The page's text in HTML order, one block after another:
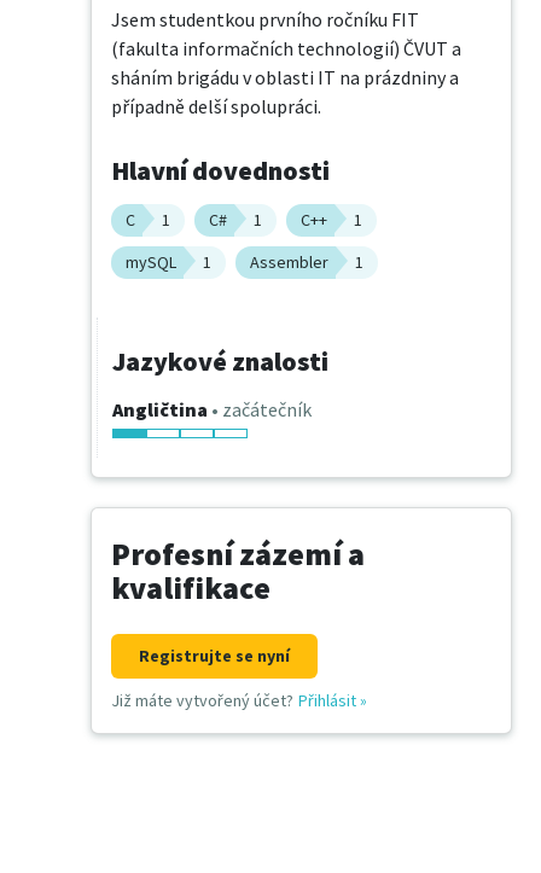
Jsem studentkou prvního ročníku FIT
(fakulta informačních technologií) ČVUT a
sháním brigádu v oblasti IT na prázdniny a
případně delší spolupráci.
Hlavní dovednosti
C 1 C# 1 C++
1
mySQL
1 Assembler 1
Jazykové znalosti
Angličtina • začátečník
Profesní zázemí a
kvalifikace
Registrujte se nyní
Již máte vytvořený účet? Přihlásit»